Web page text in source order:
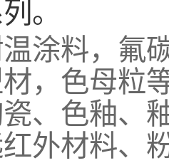
。
涂料，氟
，色母粒
、色釉、
外材料、